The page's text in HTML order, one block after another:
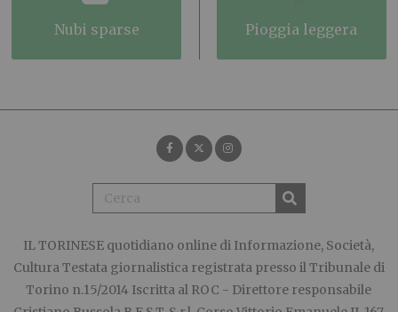
nubi sparse pioggia leggera
IL TORINESE quotidiano online di Informazione, Società,
Cultura Testata giornalistica registrata presso il Tribunale di
Torino n.15/2014 Iscritta al ROC - Direttore responsabile